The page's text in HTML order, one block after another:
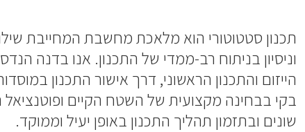
תכנון סטטוטורי הוא מלאכת מחשבת המחייבת
וניסיון בניתוח רב-ממדי של התכנון. אנו בדנה
הייזום והתכנון הראשוני, דרך אישור התכנון
בקי בבחינה מקצועית של השטח הקיים ופוטנציאל
שונים ובתזמון תהליך התכנון באופן יעיל וממוקד.